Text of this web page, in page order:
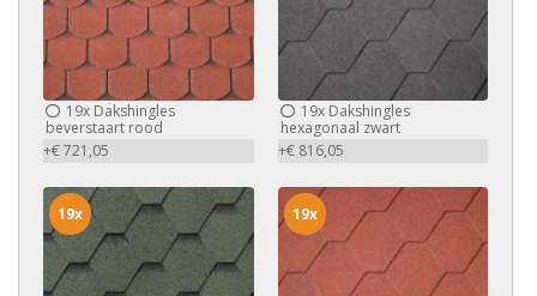
19x Dakshingles
beverstaart rood
+€ 721,05
19xDakshingles
hexagonaal zwart
+€ 816,05
19x 19x